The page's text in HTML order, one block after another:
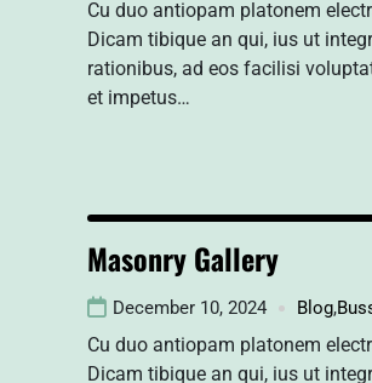
Cu duo antiopam platonem
Dicam tibique an qui, ius ut
rationibus, ad eos facilisi
et impetus…
Masonry Gallery
December 10, 2024 Blog,
Cu duo antiopam platonem
Dicam tibique an qui, ius ut